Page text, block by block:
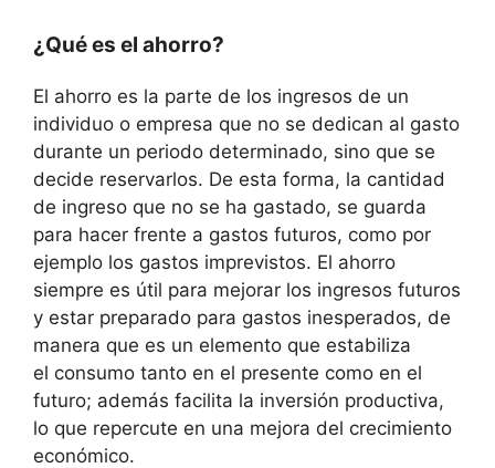
¿Qué es el ahorro?
El ahorro es la parte de los ingresos de un
individuo o empresa que no se dedican al gasto
durante un periodo determinado, sino que se
decide reservarlos. De esta forma, la cantidad
de ingreso que no se ha gastado, se guarda
para hacer frente a gastos futuros, como por
ejemplo los gastos imprevistos. El ahorro
siempre es útil para mejorar los ingresos futuros
y estar preparado para gastos inesperados, de
manera que es un elemento que estabiliza
el consumo tanto en el presente como en el
futuro; además facilita la inversión productiva,
lo que repercute en una mejora del crecimiento
económico.